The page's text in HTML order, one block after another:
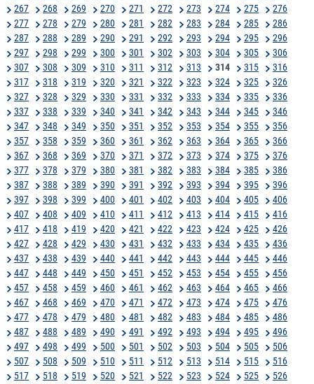
267
268 269 270 271 272 273 274 275
276
277
278 279 280 281 282 283 284 285
286
287
288 289 290 291 292 293 294 295
296
297
298 299 300 301 302 303 304 305
306
307
308 309 310 311 312 313 314 315
316
317
318 319 320 321 322 323 324 325
326
327
328 329 330 331 332 333 334 335
336
337
338 339 340 341 342 343 344 345
346
347
348 349 350 351 352 353 354 355
356
357
358 359 360 361 362 363 364 365
366
367
368 369 370 371 372 373 374 375
376
377
378 379 380 381 382 383 384 385
386
387
388 389 390 391 392 393 394 395
396
397
398 399 400 401 402 403 404 405
406
407
408 409 410 411 412 413 414 415
416
417
418 419 420 421 422 423 424 425
426
427
428 429 430 431 432 433 434 435
436
437
438 439 440 441 442 443 444 445
446
447
448 449 450 451 452 453 454 455
456
457
458 459 460 461 462 463 464 465
466
467
468 469 470 471 472 473 474 475
476
477
478 479 480 481 482 483 484 485
486
487
488 489 490 491 492 493 494 495
496
497
498 499 500 501 502 503 504 505
506
507
508 509 510 511 512 513 514 515
516
517
518 519 520 521 522 523 524 525 526